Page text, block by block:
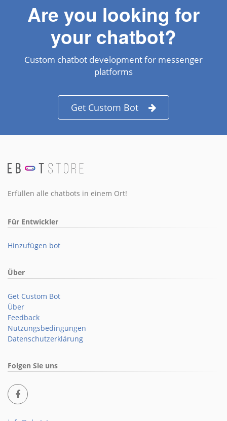
Are you looking for
your chatbot?
Custom chatbot development for messenger
platforms
Get Custom Bot
Erfüllen alle chatbots in einem Ort!
Für Entwickler
Hinzufügen bot
Über
Get Custom Bot
Über
Feedback
Nutzungsbedingungen
Datenschutzerklärung
Folgen Sie uns